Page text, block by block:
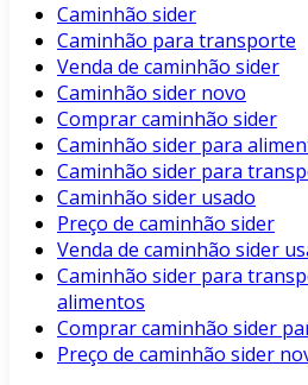
Caminhão sider
Caminhão para transporte
Venda de caminhão sider
Caminhão sider novo
Comprar caminhão sider
Caminhão sider para
Caminhão sider para
Caminhão sider usado
Preço de caminhão sider
Venda de caminhão sider
Caminhão sider para
alimentos
Comprar caminhão sider
Preço de caminhão sider